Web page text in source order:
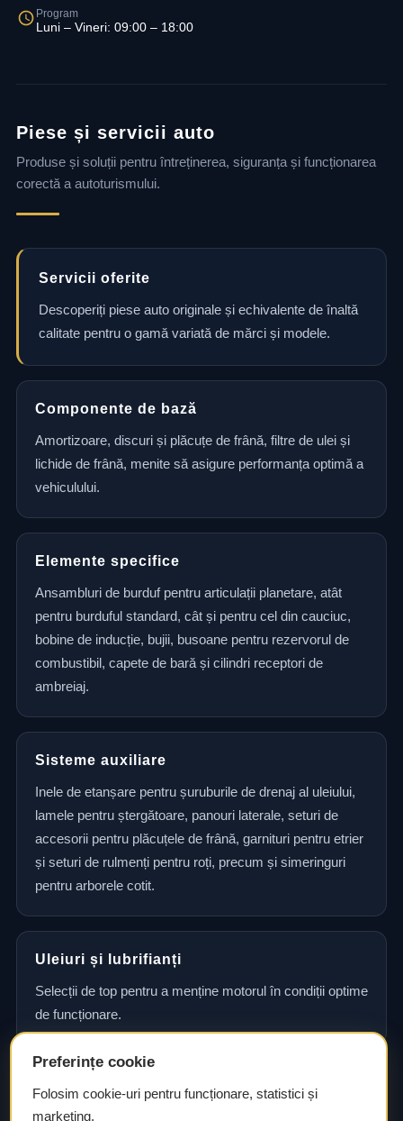
Program
Luni – Vineri: 09:00 – 18:00
Piese și servicii auto
Produse și soluții pentru întreținerea, siguranța și funcționarea
corectă a autoturismului.
Servicii oferite
Descoperiți piese auto originale și echivalente de înaltă
calitate pentru o gamă variată de mărci și modele.
Componente de bază
Amortizoare, discuri și plăcuțe de frână, filtre de ulei și
lichide de frână, menite să asigure performanța optimă a
vehiculului.
Elemente specifice
Ansambluri de burduf pentru articulații planetare, atât
pentru burduful standard, cât și pentru cel din cauciuc,
bobine de inducție, bujii, busoane pentru rezervorul de
combustibil, capete de bară și cilindri receptori de
ambreiaj.
Sisteme auxiliare
Inele de etanșare pentru șuruburile de drenaj al uleiului,
lamele pentru ștergătoare, panouri laterale, seturi de
accesorii pentru plăcuțele de frână, garnituri pentru etrier
și seturi de rulmenți pentru roți, precum și simeringuri
pentru arborele cotit.
Uleiuri și lubrifianți
Selecții de top pentru a menține motorul în condiții optime
de funcționare.
Consultanță și asistență tehnică
Preferințe cookie
Folosim cookie-uri pentru funcționare, statistici și
marketing.